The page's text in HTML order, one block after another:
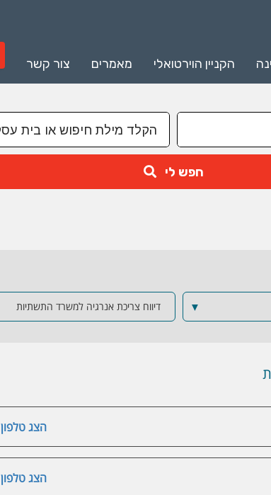
הקניין הוירטואלי מאמרים צור קשר
חפש לי
▼ דיווח צריכת אנרגיה למשרד התשתיות
הצג טלפון
הצג טלפון